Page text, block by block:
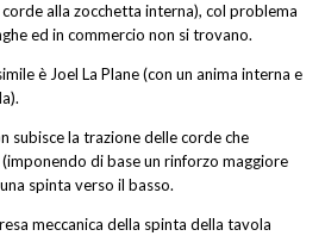
alla zocchetta interna), col problema
ed in commercio non si trovano.
è Joel La Plane (con un anima interna e
subisce la trazione delle corde che
di base un rinforzo maggiore
spinta verso il basso.
meccanica della spinta della tavola